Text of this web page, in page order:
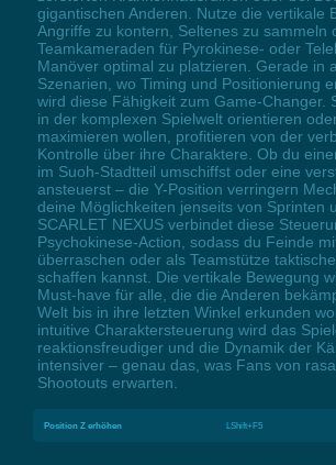
gigantischen Anderen. Nutze die vertikale
Angriffe zu kontern, Seltenes zu sammeln
Teamkameraden für Pyrokinese- oder
Manöver optimal zu platzieren. Gerade in
Szenarien, wo Timing und Positionierung
wird diese Fähigkeit zum Game-Changer.
in der komplexen Spielwelt orientieren
maximieren wollen, profitieren von der
Kontrolle über ihre Charaktere. Ob du
im Suoh-Stadtteil umschiffst oder eine
ansteuerst – die Y-Position verringern
deine Möglichkeiten jenseits von Sprinten
SCARLET NEXUS verbindet diese
Psychokinese-Action, sodass du Feinde
überraschen oder als Teamstütze
schaffen kannst. Die vertikale Bewegung
Must-have für alle, die die Anderen
Welt bis in ihre letzten Winkel erkunden
intuitive Charaktersteuerung wird das
reaktionsfreudiger und die Dynamik der
intensiver – genau das, was Fans von
Shootouts erwarten.
Position Z erhöhen LShift+F5